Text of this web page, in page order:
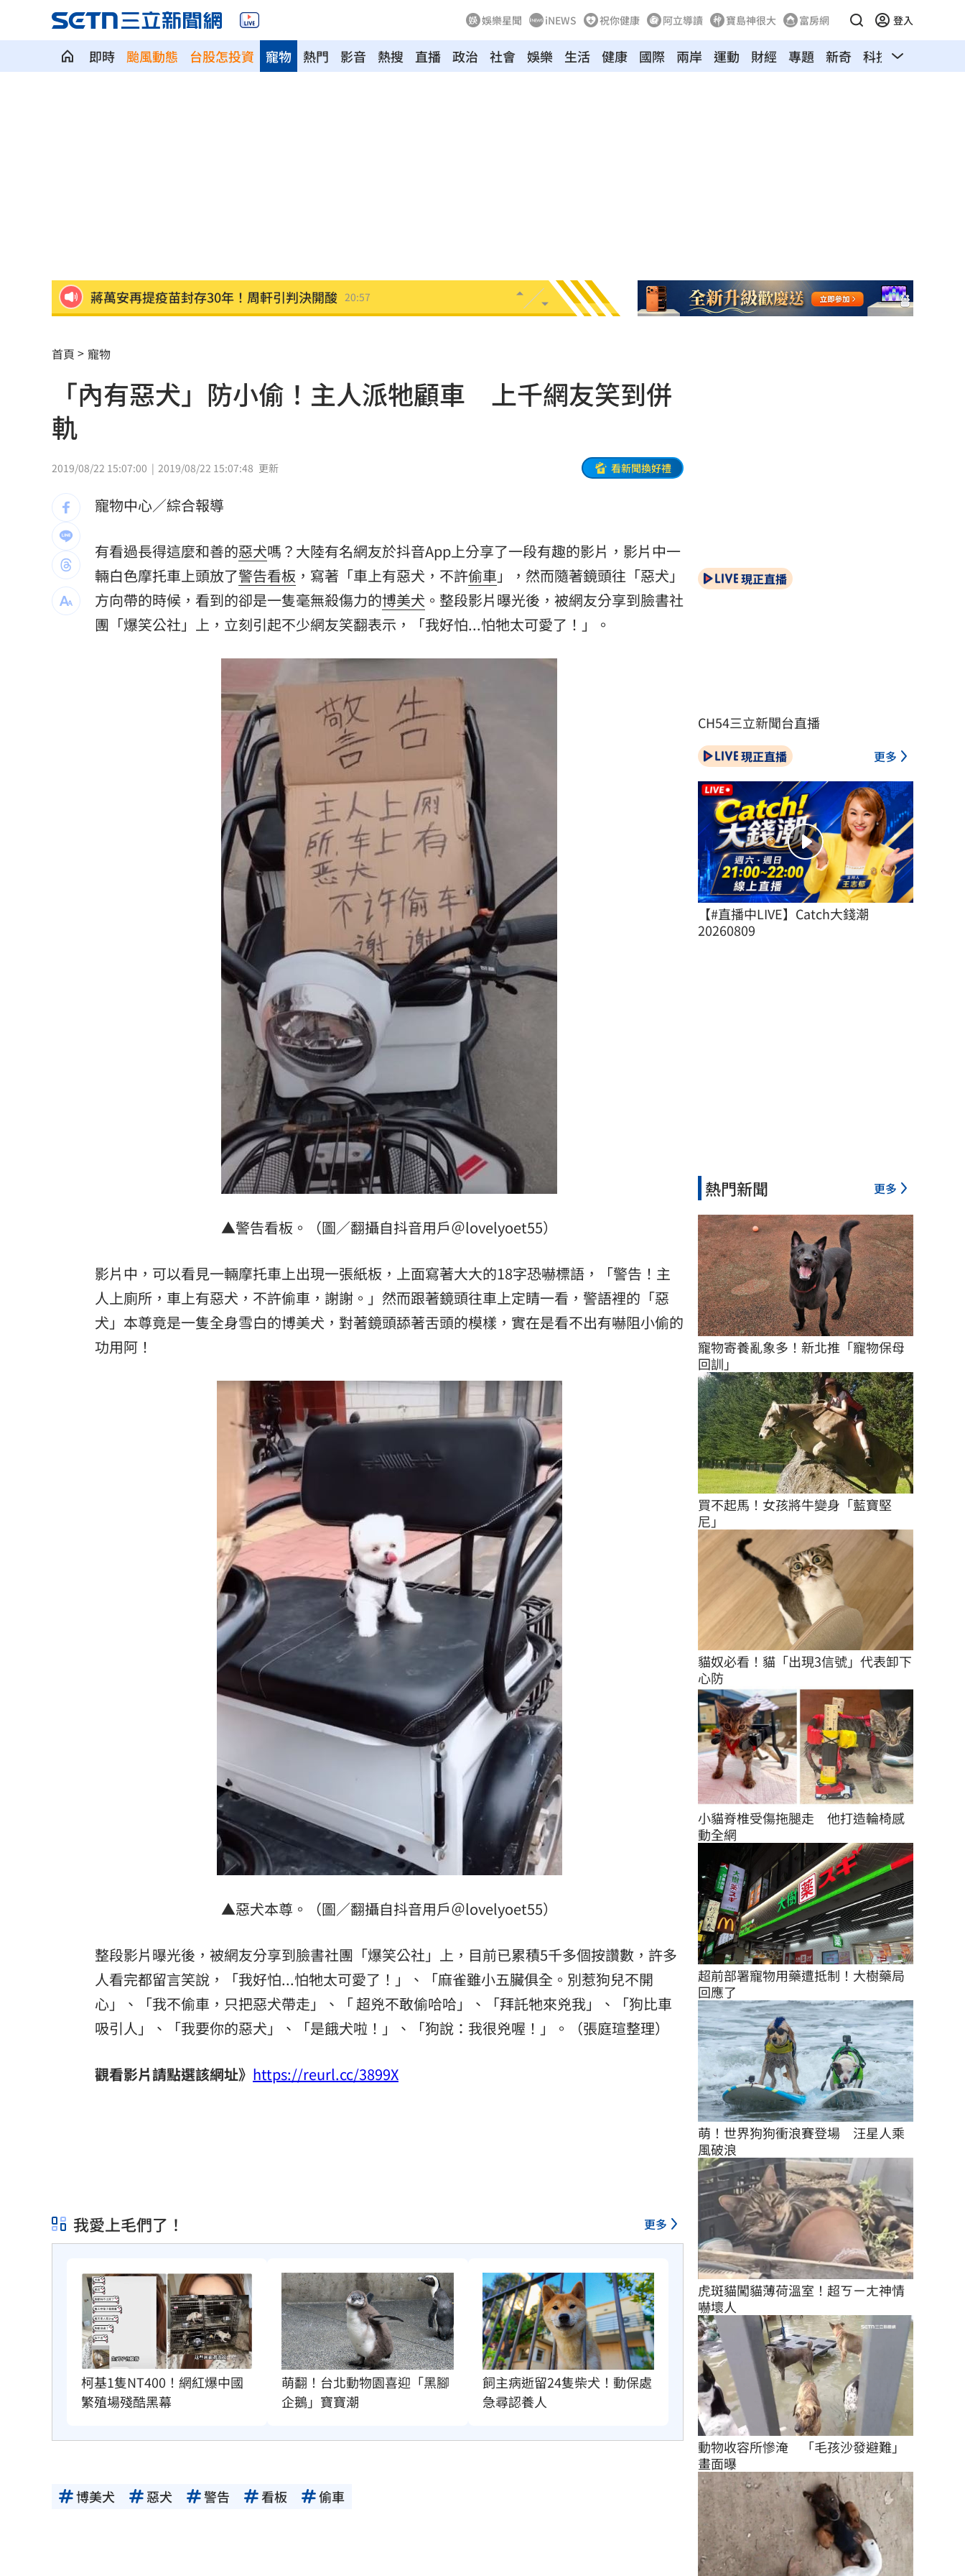
娛樂星聞 iNEWS 祝你健康 阿立導讀 寶島神很大 富房網 登入
即時 颱風動態 台股怎投資 熱門 影音 熱搜 直播 政治 社會 娛樂 生活 健康 國際 兩岸 運動 財經 專題 新奇 科技 旅遊
寵物
蔣萬安再提疫苗封存30年！周軒引判決開酸 20:57
革命衛隊要美滿足條件 否則不開放荷莫茲
ALLDAY PROJECT太狂！LIVE實力震撼全場 20:55
放雙手騎車喊手麻！騎士遭打臉仍判罰
夢幻跨團合體！SUMMER ANJELS重現BP神曲
我駐日內瓦處長遭爆惡行 外交部啟動調查 20:35
清大校長續任秒出國選校長！高為元道歉了 20:30
SBS歌謠大戰驚見放送事故！3主持人齊卡住 20:30
首次影像被打臉 伊朗新最高領袖傳病危 20:30
影片曝光！台中囂張男揮刀還尿在警身上 20:24
AND2BLE、ALD1黑白對決！神級舞台炸全場 20:19
獨／再爆隨機攻擊？婦控外送員無故賞巴掌 20:14
20:31
15:27
三立iNEWS新聞台線上直播
商場戰國來臨 台中「頂奢大道」逐漸成形 12:00
台彩父親節推新刮刮樂千萬頭獎超「爸」氣 12:00
「拍片人的多重宇宙」職涯論壇9/12登場！ 10:30
8國球員齊聚高雄 Formosa 7s掀足球熱潮 10:00
理想混蛋號召粉絲跨海追星吃美食！ 18:15
首頁 寵物
「內有惡犬」防小偷！主人派牠顧車 上千網友笑到併
軌
2019/08/22 15:07:00 2019/08/22 15:07:48 更新 看新聞換好禮
寵物中心／綜合報導
有看過長得這麼和善的惡犬嗎？大陸有名網友於抖音App上分享了一段有趣的影片，影片中一
輛白色摩托車上頭放了警告看板 ，寫著「車上有惡犬，不許偷車 」，然而隨著鏡頭往「惡犬」
方向帶的時候，看到的卻是一隻毫無殺傷力的博美犬 。整段影片曝光後，被網友分享到臉書社
團「爆笑公社」上，立刻引起不少網友笑翻表示，「我好怕...怕牠太可愛了！」。
▲警告看板。（圖／翻攝自抖音用戶＠lovelyoet55）
影片中，可以看見一輛摩托車上出現一張紙板，上面寫著大大的18字恐嚇標語，「警告！主
人上廁所，車上有惡犬，不許偷車，謝謝。」然而跟著鏡頭往車上定睛一看，警語裡的「惡
犬」本尊竟是一隻全身雪白的博美犬，對著鏡頭舔著舌頭的模樣，實在是看不出有嚇阻小偷的
功用阿！
▲惡犬本尊。（圖／翻攝自抖音用戶＠lovelyoet55）
整段影片曝光後，被網友分享到臉書社團「爆笑公社」上，目前已累積5千多個按讚數，許多
人看完都留言笑說，「我好怕...怕牠太可愛了！」、「麻雀雖小五臟俱全。別惹狗兒不開
心」、「我不偷車，只把惡犬帶走」、「 超兇不敢偷哈哈」、「拜託牠來兇我」、「狗比車
吸引人」、「我要你的惡犬」、「是餓犬啦！」、「狗說：我很兇喔！」。（張庭瑄整理）
觀看影片請點選該網址》 https://reurl.cc/3899X
我愛上毛們了！ 更多
柯基1隻NT400！網紅爆中國
繁殖場殘酷黑幕
萌翻！台北動物園喜迎「黑腳
企鵝」寶寶潮
飼主病逝留24隻柴犬！動保處
急尋認養人
博美犬 惡犬 警告 看板 偷車
現正直播
CH54三立新聞台直播
現正直播 更多
【#直播中LIVE】Catch大錢潮
20260809
熱門新聞 更多
寵物寄養亂象多！新北推「寵物保母
回訓」
買不起馬！女孩將牛變身「藍寶堅
尼」
貓奴必看！貓「出現3信號」代表卸下
心防
小貓脊椎受傷拖腿走　他打造輪椅感
動全網
超前部署寵物用藥遭抵制！大樹藥局
回應了
萌！世界狗狗衝浪賽登場　汪星人乘
風破浪
虎斑貓闖貓薄荷溫室！超ㄎㄧㄤ神情
嚇壞人
動物收容所慘淹　「毛孩沙發避難」
畫面曝